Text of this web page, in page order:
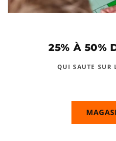
25% À 50%
QUI SAUTE SUR